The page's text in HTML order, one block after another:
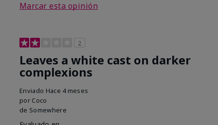
Marcar esta opinión
2
Leaves a white cast on darker
complexions
Enviado Hace 4 meses
por Coco
de Somewhere